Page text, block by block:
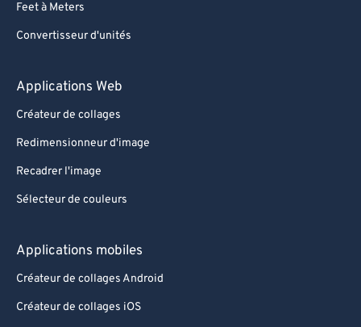
Feet à Meters
Convertisseur d'unités
Applications Web
Créateur de collages
Redimensionneur d'image
Recadrer l'image
Sélecteur de couleurs
Applications mobiles
Créateur de collages Android
Créateur de collages iOS